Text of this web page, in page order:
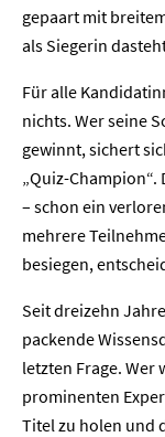
gepaart mit
als Siegerin
Für alle
nichts. Wer seine
gewinnt, sichert
„Quiz-
– schon ein
mehrere
besiegen,
Seit dreizehn
packende
letzten Frage. Wer
prominenten
Titel zu holen und
Home
Presse